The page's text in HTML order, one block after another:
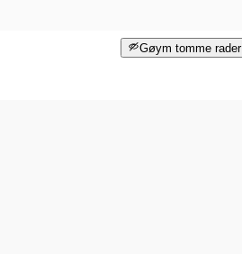
Gøym tomme rader